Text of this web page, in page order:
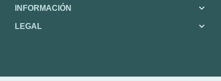
INFORMACIÓN
LEGAL